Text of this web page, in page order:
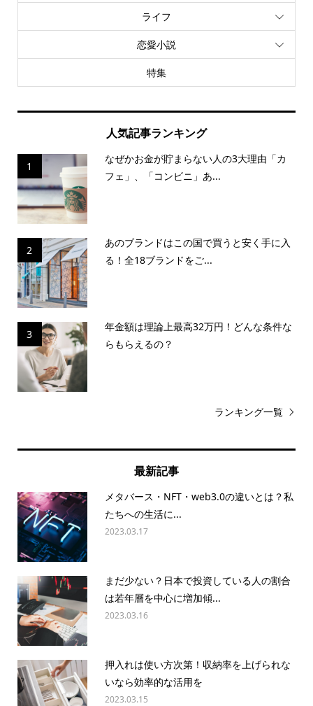
ライフ
恋愛小説
特集
人気記事ランキング
1
なぜかお金が貯まらない人の3大理由「カ
フェ」、「コンビニ」あ...
2
あのブランドはこの国で買うと安く手に入
る！全18ブランドをご...
3
年金額は理論上最高32万円！どんな条件な
らもらえるの？
ランキング一覧
最新記事
メタバース・NFT・web3.0の違いとは？私
たちへの生活に...
2023.03.17
まだ少ない？日本で投資している人の割合
は若年層を中心に増加傾...
2023.03.16
押入れは使い方次第！収納率を上げられな
いなら効率的な活用を
2023.03.15